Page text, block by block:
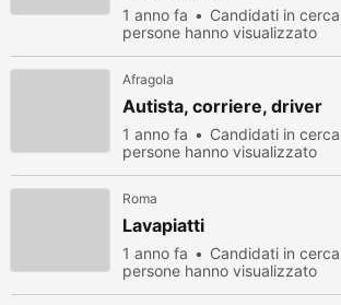
1 anno fa Candidati in
persone hanno visualizzato
Afragola
Autista, corriere, driver
1 anno fa Candidati in
persone hanno visualizzato
Roma
Lavapiatti
1 anno fa Candidati in
persone hanno visualizzato